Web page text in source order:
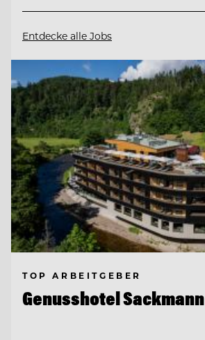
Entdecke alle Jobs
TOP ARBEITGEBER
Genusshotel Sackmann